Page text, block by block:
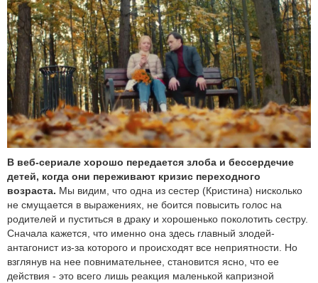
В веб-сериале хорошо передается злоба и бессердечие
детей, когда они переживают кризис переходного
возраста. Мы видим, что одна из сестер (Кристина) нисколько
не смущается в выражениях, не боится повысить голос на
родителей и пуститься в драку и хорошенько поколотить сестру.
Сначала кажется, что именно она здесь главный злодей-
антагонист из-за которого и происходят все неприятности. Но
взглянув на нее повнимательнее, становится ясно, что ее
действия - это всего лишь реакция маленькой капризной